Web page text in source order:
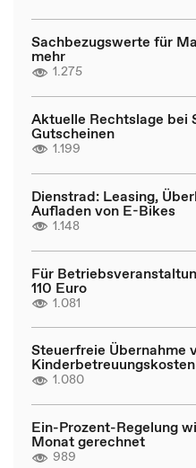
Sachbezugswerte für
mehr
1.275
Aktuelle Rechtslage bei
Gutscheinen
1.199
Dienstrad: Leasing,
Aufladen von E-Bikes
1.148
Für
110 Euro
1.081
Steuerfreie Übernahme
1.080
Ein-Prozent-Regelung
Monat gerechnet
989